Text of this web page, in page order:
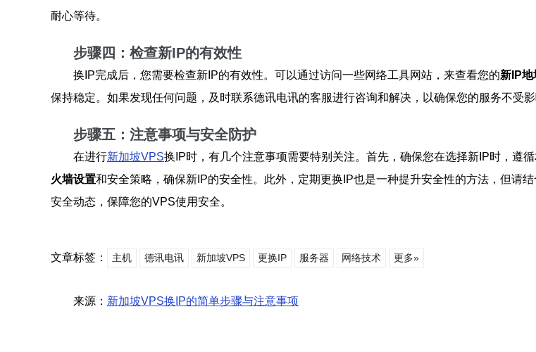
耐心等待。
步骤四：检查新IP的有效性
换IP完成后，您需要检查新IP的有效性。可以通过访问一些网络工具网站，来查看您的新IP地
保持稳定。如果发现任何问题，及时联系德讯电讯的客服进行咨询和解决，以确保您的服务不受影
步骤五：注意事项与安全防护
在进行新加坡VPS换IP时，有几个注意事项需要特别关注。首先，确保您在选择新IP时，遵
火墙设置和安全策略，确保新IP的安全性。此外，定期更换IP也是一种提升安全性的方法，但请
安全动态，保障您的VPS使用安全。
文章标签： 主机 德讯电讯 新加坡VPS 更换IP 服务器 网络技术 更多»
来源： 新加坡VPS换IP的简单步骤与注意事项